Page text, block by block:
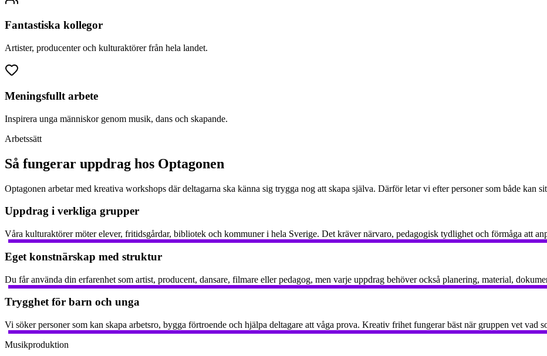
Fantastiska kollegor
Artister, producenter och kulturaktörer från hela landet.
Meningsfullt arbete
Inspirera unga människor genom musik, dans och skapande.
Arbetssätt
Så fungerar uppdrag hos Optagonen
Optagonen arbetar med kreativa workshops där deltagarna ska känna sig trygga nog att skapa själva. Därför letar vi efter personer som både kan
Uppdrag i verkliga grupper
Våra kulturaktörer möter elever, fritidsgårdar, bibliotek och kommuner i hela Sverige. Det kräver närvaro, pedagogisk tydlighet och förmåga att
Eget konstnärskap med struktur
Du får använda din erfarenhet som artist, producent, dansare, filmare eller pedagog, men varje uppdrag behöver också planering, material,
Trygghet för barn och unga
Vi söker personer som kan skapa arbetsro, bygga förtroende och hjälpa deltagare att våga prova. Kreativ frihet fungerar bäst när gruppen vet vad
Musikproduktion